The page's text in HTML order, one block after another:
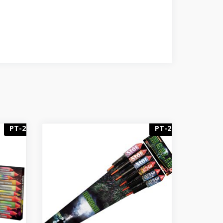
PT-2 PT-2